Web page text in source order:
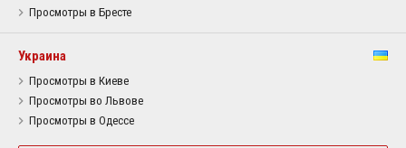
Просмотры в Бресте
Украина
Просмотры в Киеве
Просмотры во Львове
Просмотры в Одессе